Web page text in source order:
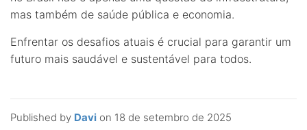
Published by Davi on 18 de setembro de 2025
mas também de saúde pública e economia.
Enfrentar os desafios atuais é crucial para garantir um
futuro mais saudável e sustentável para todos.